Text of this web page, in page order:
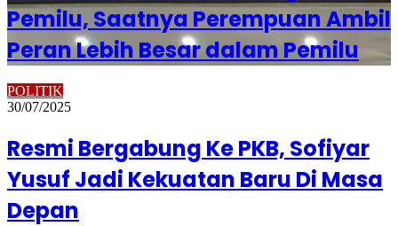
Pemilu, Saatnya Perempuan Ambil
Peran Lebih Besar dalam Pemilu
POLITIK
30/07/2025
Resmi Bergabung Ke PKB, Sofiyar
Yusuf Jadi Kekuatan Baru Di Masa
Depan